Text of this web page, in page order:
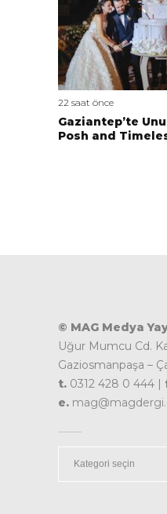
22 saat önce
Gaziantep’te
Posh and
© MAG Medya
Uğur Mumcu Cd.
Gaziosmanpaşa –
t. 0312 428 0 444 |
e.